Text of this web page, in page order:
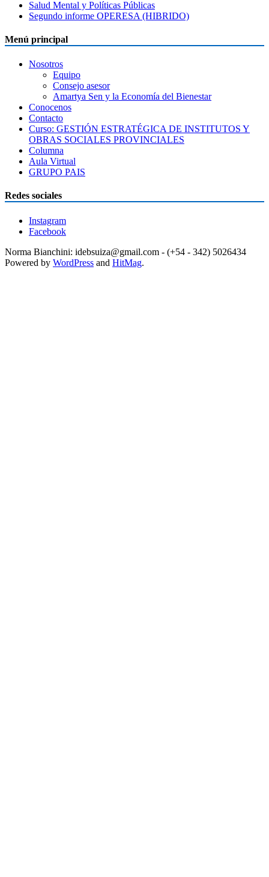
Salud Mental y Políticas Públicas
Segundo informe OPERESA (HIBRIDO)
Menú principal
Nosotros
Equipo
Consejo asesor
Amartya Sen y la Economía del Bienestar
Conocenos
Contacto
Curso: GESTIÓN ESTRATÉGICA DE INSTITUTOS Y
OBRAS SOCIALES PROVINCIALES
Columna
Aula Virtual
GRUPO PAIS
Redes sociales
Instagram
Facebook
Norma Bianchini: idebsuiza@gmail.com - (+54 - 342) 5026434
Powered by WordPress and HitMag.